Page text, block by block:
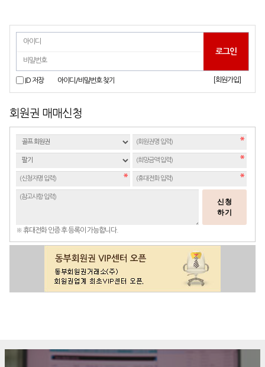
ID 저장 아이디/비밀번호 찾기 [회원가입]
회원권 매매신청
신청
하기
※ 휴대전화 인증 후 등록이 가능합니다.
구매문의 상담신청